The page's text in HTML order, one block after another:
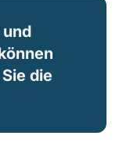
die